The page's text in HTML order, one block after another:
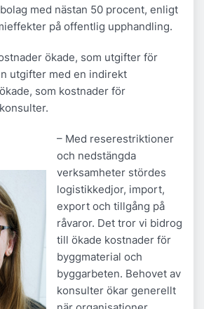
med nästan 50 procent, enligt
på offentlig upphandling.
ökade, som utgifter för
utgifter med en indirekt
som kostnader för
– Med reserestriktioner
och nedstängda
verksamheter stördes
logistikkedjor, import,
export och tillgång på
råvaror. Det tror vi bidrog
till ökade kostnader för
byggmaterial och
byggarbeten. Behovet av
konsulter ökar generellt